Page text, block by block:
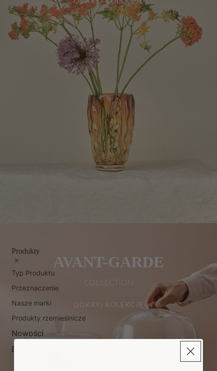
Produkty
Typ Produktu
Przeznaczenie
Nasze marki
Produkty rzemieślnicze
Nowości
Bestsellery
AVANT-GARDE
COLLECTION
ODKRYJ KOLEKCJĘ